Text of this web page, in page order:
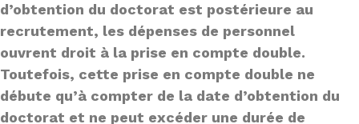
d’obtention du doctorat est postérieure au
recrutement, les dépenses de personnel
ouvrent droit à la prise en compte double.
Toutefois, cette prise en compte double ne
débute qu’à compter de la date d’obtention du
doctorat et ne peut excéder une durée de